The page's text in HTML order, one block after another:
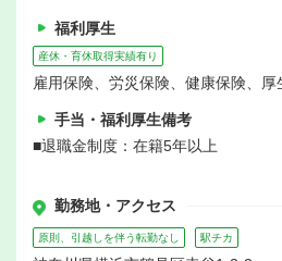
福利厚生
産休・育休取得実績有り
雇用保険、労災保険、健康保険、厚
手当・福利厚生備考
■退職金制度：在籍5年以上
勤務地・アクセス
原則、引越しを伴う転勤なし 駅チカ